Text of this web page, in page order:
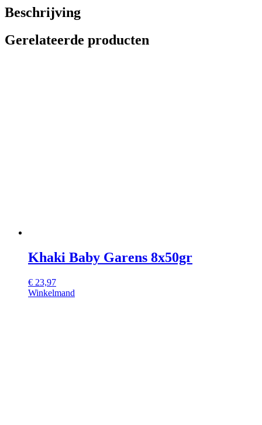
Beschrijving
Gerelateerde producten
Khaki Baby Garens 8x50gr
€ 23,97
Winkelmand